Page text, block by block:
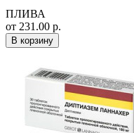
ПЛИВА
от 231.00 р.
В корзину